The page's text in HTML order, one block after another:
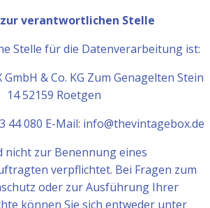
verantwortlichen Stelle
Stelle für die Datenverarbeitung ist:
GmbH & Co. KG Zum Genagelten Stein
14 52159 Roetgen
44 080 E-Mail: info@thevintagebox.de
nicht zur Benennung eines
verpflichtet. Bei Fragen zum
oder zur Ausführung Ihrer
können Sie sich entweder unter